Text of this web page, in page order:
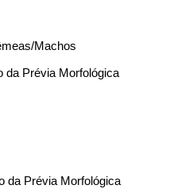
Machos
da Prévia Morfológica
da Prévia Morfológica